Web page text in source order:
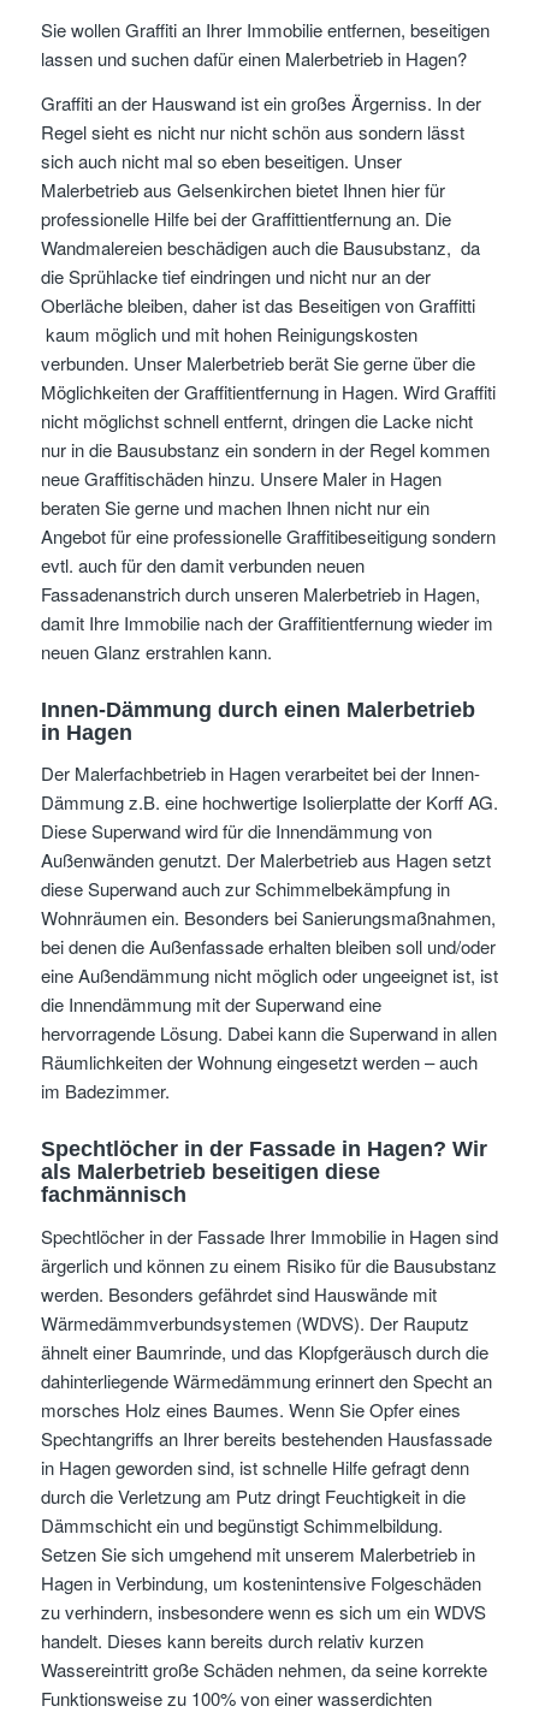
Sie wollen Graffiti an Ihrer Immobilie entfernen, beseitigen
lassen und suchen dafür einen Malerbetrieb in Hagen?
Graffiti an der Hauswand ist ein großes Ärgerniss. In der
Regel sieht es nicht nur nicht schön aus sondern lässt
sich auch nicht mal so eben beseitigen. Unser
Malerbetrieb aus Gelsenkirchen bietet Ihnen hier für
professionelle Hilfe bei der Graffittientfernung an. Die
Wandmalereien beschädigen auch die Bausubstanz, da
die Sprühlacke tief eindringen und nicht nur an der
Oberläche bleiben, daher ist das Beseitigen von Graffitti
kaum möglich und mit hohen Reinigungskosten
verbunden. Unser Malerbetrieb berät Sie gerne über die
Möglichkeiten der Graffitientfernung in Hagen. Wird Graffiti
nicht möglichst schnell entfernt, dringen die Lacke nicht
nur in die Bausubstanz ein sondern in der Regel kommen
neue Graffitischäden hinzu. Unsere Maler in Hagen
beraten Sie gerne und machen Ihnen nicht nur ein
Angebot für eine professionelle Graffitibeseitigung sondern
evtl. auch für den damit verbunden neuen
Fassadenanstrich durch unseren Malerbetrieb in Hagen,
damit Ihre Immobilie nach der Graffitientfernung wieder im
neuen Glanz erstrahlen kann.
Innen-Dämmung durch einen Malerbetrieb
in Hagen
Der Malerfachbetrieb in Hagen verarbeitet bei der Innen-
Dämmung z.B. eine hochwertige Isolierplatte der Korff AG.
Diese Superwand wird für die Innendämmung von
Außenwänden genutzt. Der Malerbetrieb aus Hagen setzt
diese Superwand auch zur Schimmelbekämpfung in
Wohnräumen ein. Besonders bei Sanierungsmaßnahmen,
bei denen die Außenfassade erhalten bleiben soll und/oder
eine Außendämmung nicht möglich oder ungeeignet ist, ist
die Innendämmung mit der Superwand eine
hervorragende Lösung. Dabei kann die Superwand in allen
Räumlichkeiten der Wohnung eingesetzt werden – auch
im Badezimmer.
Spechtlöcher in der Fassade in Hagen? Wir
als Malerbetrieb beseitigen diese
fachmännisch
Spechtlöcher in der Fassade Ihrer Immobilie in Hagen sind
ärgerlich und können zu einem Risiko für die Bausubstanz
werden. Besonders gefährdet sind Hauswände mit
Wärmedämmverbundsystemen (WDVS). Der Rauputz
ähnelt einer Baumrinde, und das Klopfgeräusch durch die
dahinterliegende Wärmedämmung erinnert den Specht an
morsches Holz eines Baumes. Wenn Sie Opfer eines
Spechtangriffs an Ihrer bereits bestehenden Hausfassade
in Hagen geworden sind, ist schnelle Hilfe gefragt denn
durch die Verletzung am Putz dringt Feuchtigkeit in die
Dämmschicht ein und begünstigt Schimmelbildung.
Setzen Sie sich umgehend mit unserem Malerbetrieb in
Hagen in Verbindung, um kostenintensive Folgeschäden
zu verhindern, insbesondere wenn es sich um ein WDVS
handelt. Dieses kann bereits durch relativ kurzen
Wassereintritt große Schäden nehmen, da seine korrekte
Funktionsweise zu 100% von einer wasserdichten